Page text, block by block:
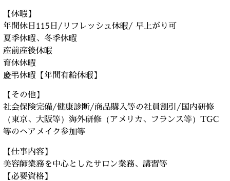
【休暇】
年間休日115日/リフレッシュ休暇/ 早上がり可
夏季休暇、冬季休暇
産前産後休暇
育休休暇
慶弔休暇【年間有給休暇】
【その他】
社会保険完備/健康診断/商品購入等の社員割引/国内研修
（東京、大阪等）海外研修（アメリカ、フランス等）TGC
等のヘアメイク参加等
【仕事内容】
美容師業務を中心としたサロン業務、講習等
【必要資格】